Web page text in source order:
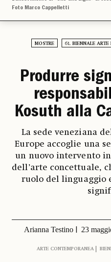
Foto Marco Cappelletti
MOSTRE 61. BIENNALE
Produrre
Kosuth alla
La sede veneziana
Europe accoglie una
un nuovo intervento
dell’arte concettuale,
ruolo del linguaggio
Arianna Testino 23
ARTE CONTEMPORANEA